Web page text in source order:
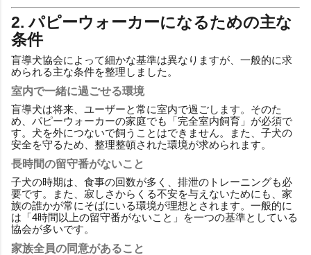
2. パピーウォーカーになるための主な
条件
盲導犬協会によって細かな基準は異なりますが、一般的に求
められる主な条件を整理しました。
室内で一緒に過ごせる環境
盲導犬は将来、ユーザーと常に室内で過ごします。そのた
め、パピーウォーカーの家庭でも「完全室内飼育」が必須で
す。犬を外につないで飼うことはできません。また、子犬の
安全を守るため、整理整頓された環境が求められます。
長時間の留守番がないこと
子犬の時期は、食事の回数が多く、排泄のトレーニングも必
要です。また、寂しさからくる不安を与えないためにも、家
族の誰かが常にそばにいる環境が理想とされます。一般的に
は「4時間以上の留守番がないこと」を一つの基準としている
協会が多いです。
家族全員の同意があること